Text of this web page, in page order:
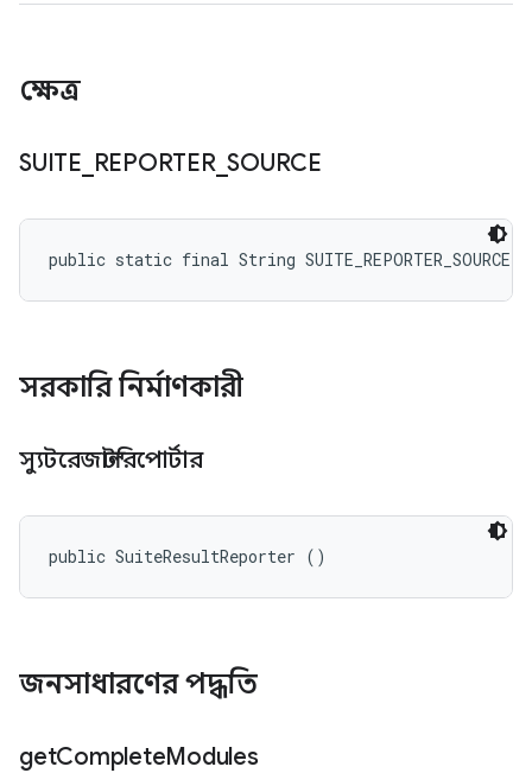
ক্ষেত্র
SUITE REPORTER_SOURCE
public static final String SUITE_REPORTER_SOURCE
সরকারি নির্মাণকারী
স্যুটরেজাল্টরিপোর্টার
public SuiteResultReporter ()
জনসাধারণের পদ্ধতি
getCompleteModules